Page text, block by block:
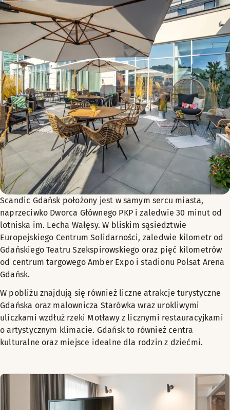
Scandic Gdańsk położony jest w samym sercu miasta,
naprzeciwko Dworca Głównego PKP i zaledwie 30 minut od
lotniska im. Lecha Wałęsy. W bliskim sąsiedztwie
Europejskiego Centrum Solidarności, zaledwie kilometr od
Gdańskiego Teatru Szekspirowskiego oraz pięć kilometrów
od centrum targowego Amber Expo i stadionu Polsat Arena
Gdańsk.
W pobliżu znajdują się również liczne atrakcje turystyczne
Gdańska oraz malownicza Starówka wraz urokliwymi
uliczkami wzdłuż rzeki Motławy z licznymi restauracyjkami
o artystycznym klimacie. Gdańsk to również centra
kulturalne oraz miejsce idealne dla rodzin z dziećmi.
PN-PT 10:00 – 22:00
SOB 10:00 – 22:00
SUN 10:00 – 20:00